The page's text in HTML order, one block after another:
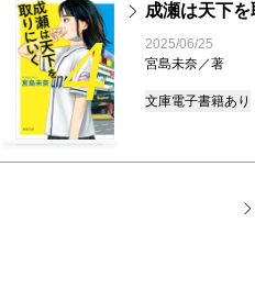
4
成瀬は天下を
2025/06/25
宮島未奈／著
文庫電子書籍あり